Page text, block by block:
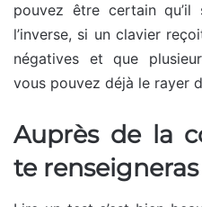
pouvez être certain qu’il
l’inverse, si un clavier
négatives et que
vous pouvez déjà le rayer
Auprès de la
te renseigneras